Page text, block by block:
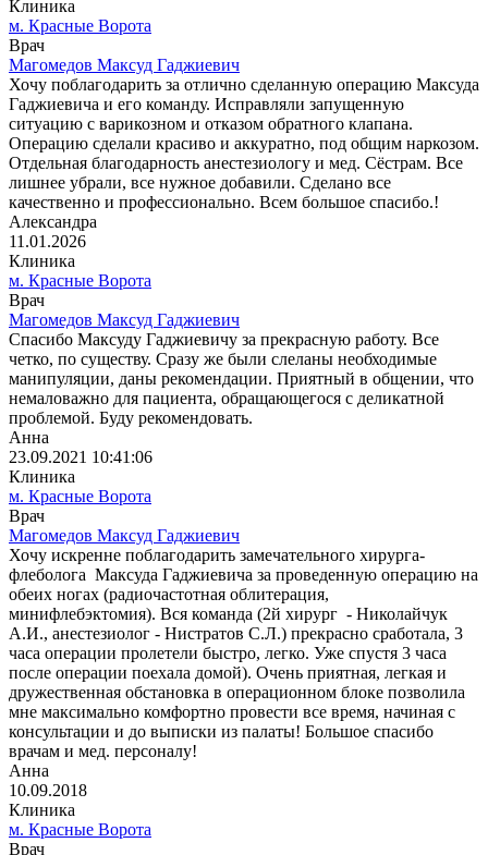
Клиника
м. Красные Ворота
Врач
Магомедов Максуд Гаджиевич
Хочу поблагодарить за отлично сделанную операцию Максуда
Гаджиевича и его команду. Исправляли запущенную
ситуацию с варикозном и отказом обратного клапана.
Операцию сделали красиво и аккуратно, под общим наркозом.
Отдельная благодарность анестезиологу и мед. Сёстрам. Все
лишнее убрали, все нужное добавили. Сделано все
качественно и профессионально. Всем большое спасибо.!
Александра
11.01.2026
Клиника
м. Красные Ворота
Врач
Магомедов Максуд Гаджиевич
Спасибо Максуду Гаджиевичу за прекрасную работу. Все
четко, по существу. Сразу же были слеланы необходимые
манипуляции, даны рекомендации. Приятный в общении, что
немаловажно для пациента, обращающегося с деликатной
проблемой. Буду рекомендовать.
Анна
23.09.2021 10:41:06
Клиника
м. Красные Ворота
Врач
Магомедов Максуд Гаджиевич
Хочу искренне поблагодарить замечательного хирурга-
флеболога Максуда Гаджиевича за проведенную операцию на
обеих ногах (радиочастотная облитерация,
минифлебэктомия). Вся команда (2й хирург - Николайчук
А.И., анестезиолог - Нистратов С.Л.) прекрасно сработала, 3
часа операции пролетели быстро, легко. Уже спустя 3 часа
после операции поехала домой). Очень приятная, легкая и
дружественная обстановка в операционном блоке позволила
мне максимально комфортно провести все время, начиная с
консультации и до выписки из палаты! Большое спасибо
врачам и мед. персоналу!
Анна
10.09.2018
Клиника
м. Красные Ворота
Врач